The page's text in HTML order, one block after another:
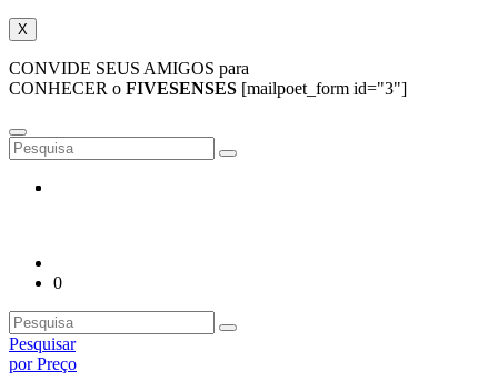
X
CONVIDE SEUS AMIGOS para
CONHECER o FIVESENSES [mailpoet_form id="3"]
0
Pesquisar
por Preço